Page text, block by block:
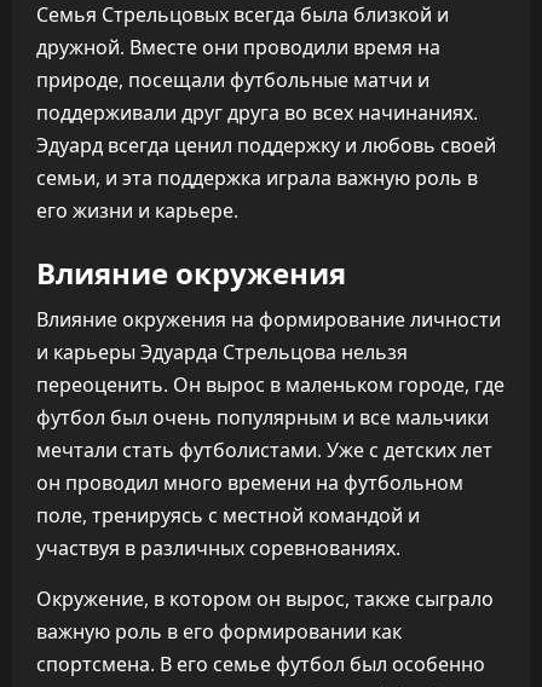
Семья Стрельцовых всегда была близкой и
дружной. Вместе они проводили время на
природе, посещали футбольные матчи и
поддерживали друг друга во всех начинаниях.
Эдуард всегда ценил поддержку и любовь своей
семьи, и эта поддержка играла важную роль в
его жизни и карьере.
Влияние окружения
Влияние окружения на формирование личности
и карьеры Эдуарда Стрельцова нельзя
переоценить. Он вырос в маленьком городе, где
футбол был очень популярным и все мальчики
мечтали стать футболистами. Уже с детских лет
он проводил много времени на футбольном
поле, тренируясь с местной командой и
участвуя в различных соревнованиях.
Окружение, в котором он вырос, также сыграло
важную роль в его формировании как
спортсмена. В его семье футбол был особенно